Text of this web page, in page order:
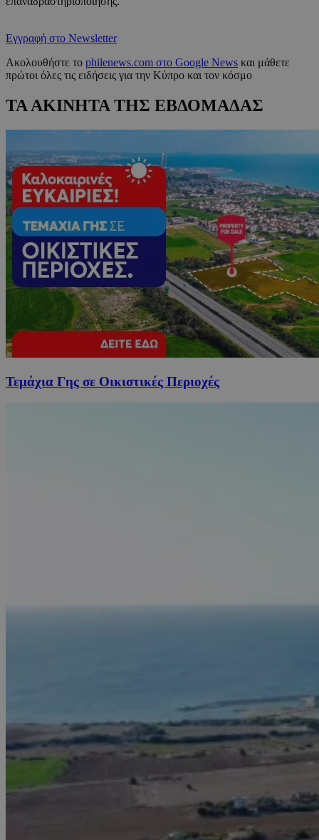
Εγγραφή στο Newsletter
Ακολουθήστε το philenews.com στο Google News και μάθετε
πρώτοι όλες τις ειδήσεις για την Κύπρο και τον κόσμο
ΤΑ ΑΚΙΝΗΤΑ ΤΗΣ ΕΒΔΟΜΑΔΑΣ
Τεμάχια Γης σε Οικιστικές Περιοχές